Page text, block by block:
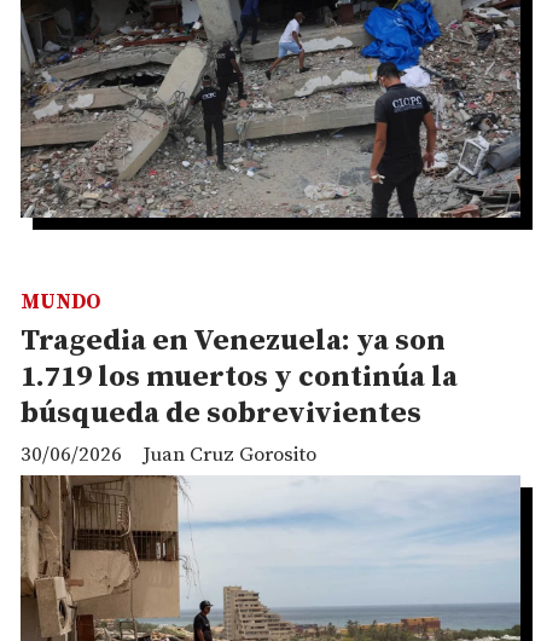
Tragedia en Venezuela: ya son
1.719 los muertos y continúa la
búsqueda de sobrevivientes
Juan Cruz Gorosito
MUNDO
30/06/2026